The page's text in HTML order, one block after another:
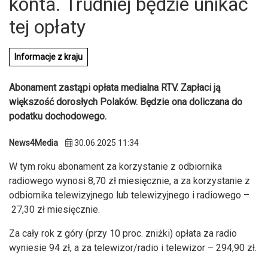
tej opłaty
Informacje z kraju
Abonament zastąpi opłata medialna RTV. Zapłaci ją
większość dorosłych Polaków. Będzie ona doliczana do
podatku dochodowego.
News4Media 30.06.2025 11:34
W tym roku abonament za korzystanie z odbiornika
radiowego wynosi 8,70 zł miesięcznie, a za korzystanie z
odbiornika telewizyjnego lub telewizyjnego i radiowego –
27,30 zł miesięcznie.
Za cały rok z góry (przy 10 proc. zniżki) opłata za radio
wyniesie 94 zł, a za telewizor/radio i telewizor – 294,90 zł.